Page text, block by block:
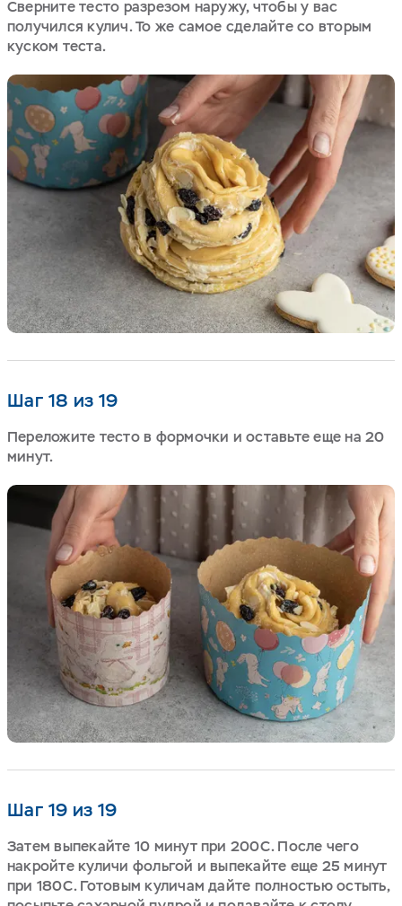
Сверните тесто разрезом наружу, чтобы у вас
получился кулич. То же самое сделайте со вторым
куском теста.
Шаг 18 из 19
Переложите тесто в формочки и оставьте еще на 20
минут.
Шаг 19 из 19
Затем выпекайте 10 минут при 200С. После чего
накройте куличи фольгой и выпекайте еще 25 минут
при 180С. Готовым куличам дайте полностью остыть,